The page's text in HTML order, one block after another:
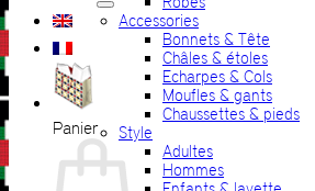
Panier
Accessories
Bonnets & Tête
Châles & étoles
Echarpes & Cols
Moufles & gants
Chaussettes & pieds
Style
Adultes
Hommes